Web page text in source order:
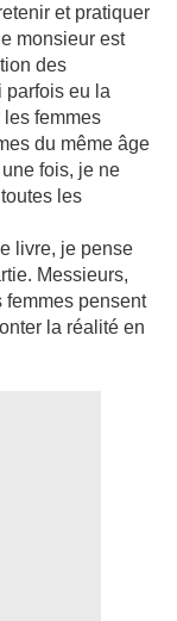
et pratiquer
monsieur est
des
parfois eu la
femmes
du même âge
fois, je ne
les
livre, je pense
Messieurs,
femmes pensent
la réalité en